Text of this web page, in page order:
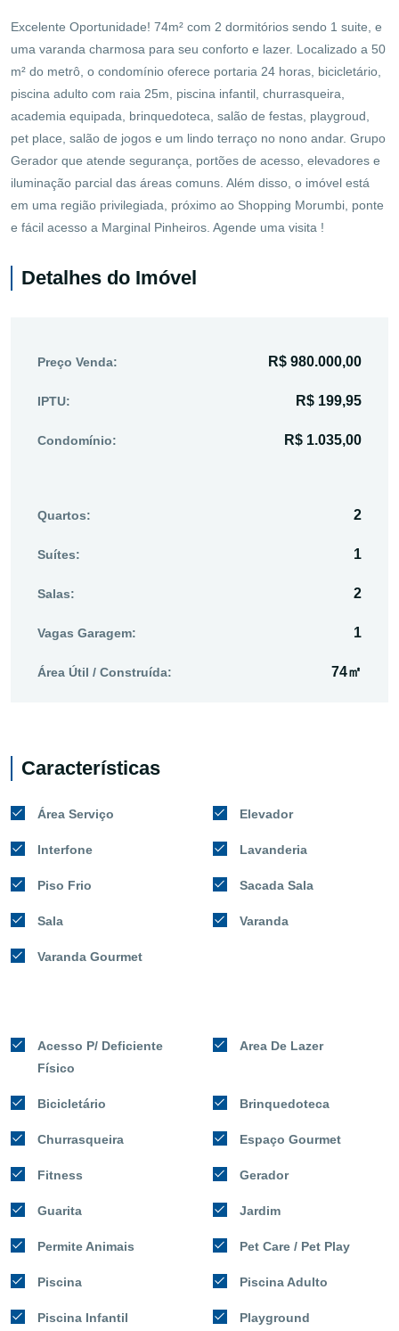
Excelente Oportunidade! 74m² com 2 dormitórios sendo 1 suite, e
uma varanda charmosa para seu conforto e lazer. Localizado a 50
m² do metrô, o condomínio oferece portaria 24 horas, bicicletário,
piscina adulto com raia 25m, piscina infantil, churrasqueira,
academia equipada, brinquedoteca, salão de festas, playgroud,
pet place, salão de jogos e um lindo terraço no nono andar. Grupo
Gerador que atende segurança, portões de acesso, elevadores e
iluminação parcial das áreas comuns. Além disso, o imóvel está
em uma região privilegiada, próximo ao Shopping Morumbi, ponte
e fácil acesso a Marginal Pinheiros. Agende uma visita !
Detalhes do Imóvel
Preço Venda: R$ 980.000,00
IPTU: R$ 199,95
Condomínio: R$ 1.035,00
Quartos: 2
Suítes: 1
Salas: 2
Vagas Garagem: 1
Área Útil / Construída: 74㎡
Características
Área Serviço Elevador
Interfone Lavanderia
Piso Frio Sacada Sala
Sala Varanda
Varanda Gourmet
Acesso P/ Deficiente
Físico
Area De Lazer
Bicicletário Brinquedoteca
Churrasqueira Espaço Gourmet
Fitness Gerador
Guarita Jardim
Permite Animais Pet Care / Pet Play
Piscina Piscina Adulto
Piscina Infantil Playground